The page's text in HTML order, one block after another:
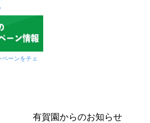
ーンをチェ
有賀園からのお知らせ